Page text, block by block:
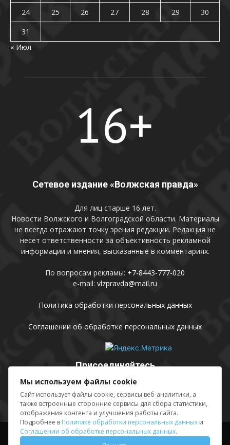
24
25 26 27 28 29
30
31
« Июл
Сетевое издание «Волжская правда»
Для лиц старше 16 лет.
Новости Волжского и Волгоградской области. Материалы
не всегда отражают точку зрения редакции. Редакция не
несет ответственности за объективность рекламной
информации и мнения, высказанные в комментариях.
По вопросам рекламы: +7-8443-777-020
e-mail: vlzpravda@mail.ru
Политика обработки персональных данных
Соглашении об обработке персональных данных
Присоединяйтесь
Выходные данные Sing in
Мы используем файлы cookie
Сайт использует файлы cookie, сервисы веб-аналитики, а
также встроенные сторонние сервисы для сбора статистики,
отображения контента и улучшения работы сайта.
Подробнее в Политике обработки персональных данных и
Соглашении об обработке персональных данных.